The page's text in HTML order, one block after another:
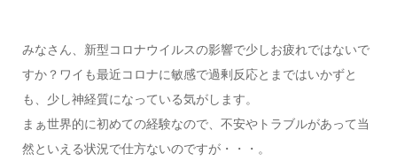
みなさん、新型コロナウイルスの影響で少しお疲れではないで
すか？ワイも最近コロナに敏感で過剰反応とまではいかずと
も、少し神経質になっている気がします。
まぁ世界的に初めての経験なので、不安やトラブルがあって当
然といえる状況で仕方ないのですが・・・。